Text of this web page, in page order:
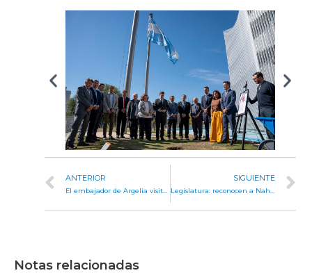
ANTERIOR
El embajador de Argelia visitó Córdoba para fortalecer lazos comerciales con la Provincia
SIGUIENTE
Notas relacionadas